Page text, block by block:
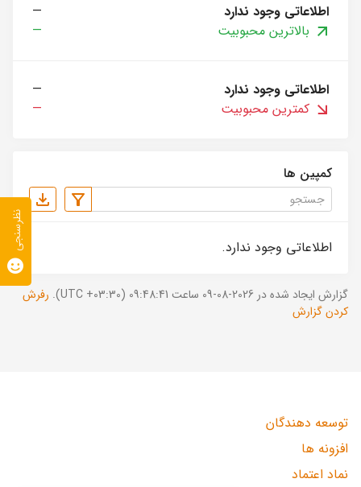
اطلاعاتی وجود ندارد
—
بالاترین محبوبیت
—
اطلاعاتی وجود ندارد
—
کمترین محبوبیت
—
کمپین ها
اطلاعاتی وجود ندارد.
گزارش ایجاد شده در 2026-08-09 ساعت 09:48:41 (UTC +03:30).
رفرش
کردن گزارش
توسعه دهندگان
افزونه ها
نماد اعتماد
نظرسنجی